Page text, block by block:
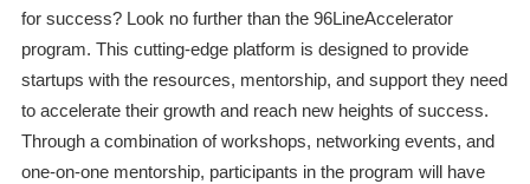
for success? Look no further than the 96LineAccelerator
program. This cutting-edge platform is designed to provide
startups with the resources, mentorship, and support they need
to accelerate their growth and reach new heights of success.
Through a combination of workshops, networking events, and
one-on-one mentorship, participants in the program will have